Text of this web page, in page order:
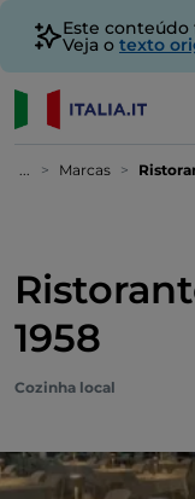
Este
Veja o texto
... Marcas
1958
Cozinha local